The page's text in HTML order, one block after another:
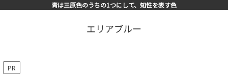
青は三原色のうちの1つにして、知性を表す色
エリアブルー
PR